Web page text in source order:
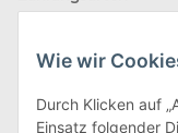
Wie wir
Durch Klicken auf
Einsatz folgender